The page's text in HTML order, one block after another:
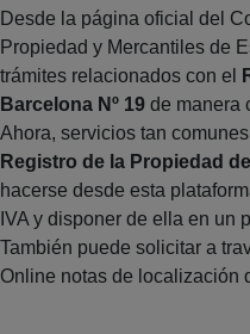
Desde la página oficial del
Propiedad y Mercantiles de
trámites relacionados con el
Barcelona Nº 19 de manera
Ahora, servicios tan
Registro de la Propiedad
hacerse desde esta
IVA y disponer de ella en un
También puede solicitar a
Online notas de localización